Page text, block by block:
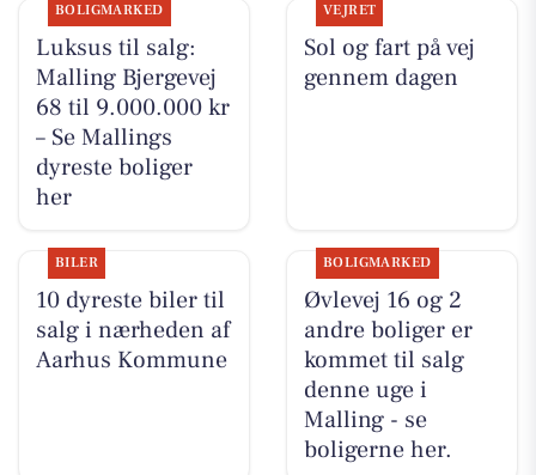
BOLIGMARKED
Luksus til salg:
Malling Bjergevej
68 til 9.000.000 kr
– Se Mallings
dyreste boliger
her
VEJRET
Sol og fart på vej
gennem dagen
BILER
10 dyreste biler til
salg i nærheden af
Aarhus Kommune
BOLIGMARKED
Øvlevej 16 og 2
andre boliger er
kommet til salg
denne uge i
Malling - se
boligerne her.